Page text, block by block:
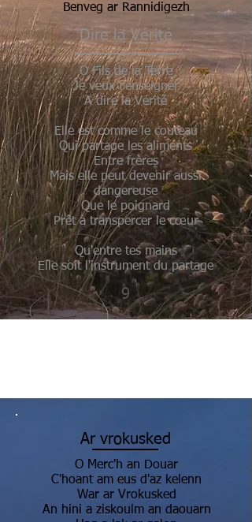
Benveg ar Rannidigezh
Dire la Vérité
O Fils de la Terre
Je veux t'enseigner
A dire la Vérité
Elle est comme le couteau
Qui partage les aliments
Entre frères
Mais elle peut devenir aussi
dangereuse
Que le poignard
Prêt à transpercer le cœur
Qu'entre tes mains
Elle soit l'instrument du partage
9
Ar vrokusked
O Merc'h an Douar
C'hoant am eus d'az kelenn
War ar Vrokusked
An hini a ziskoulm an daouarn